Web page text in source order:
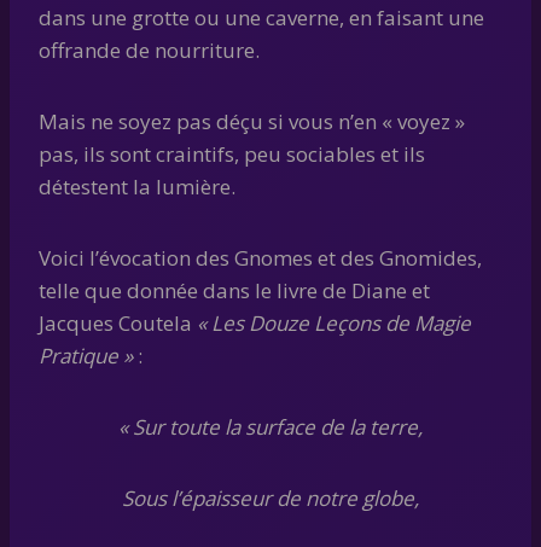
dans une grotte ou une caverne, en faisant une
offrande de nourriture.
Mais ne soyez pas déçu si vous n’en « voyez »
pas, ils sont craintifs, peu sociables et ils
détestent la lumière.
Voici l’évocation des Gnomes et des Gnomides,
telle que donnée dans le livre de Diane et
Jacques Coutela « Les Douze Leçons de Magie
Pratique »:
« Sur toute la surface de la terre,
Sous l’épaisseur de notre globe,